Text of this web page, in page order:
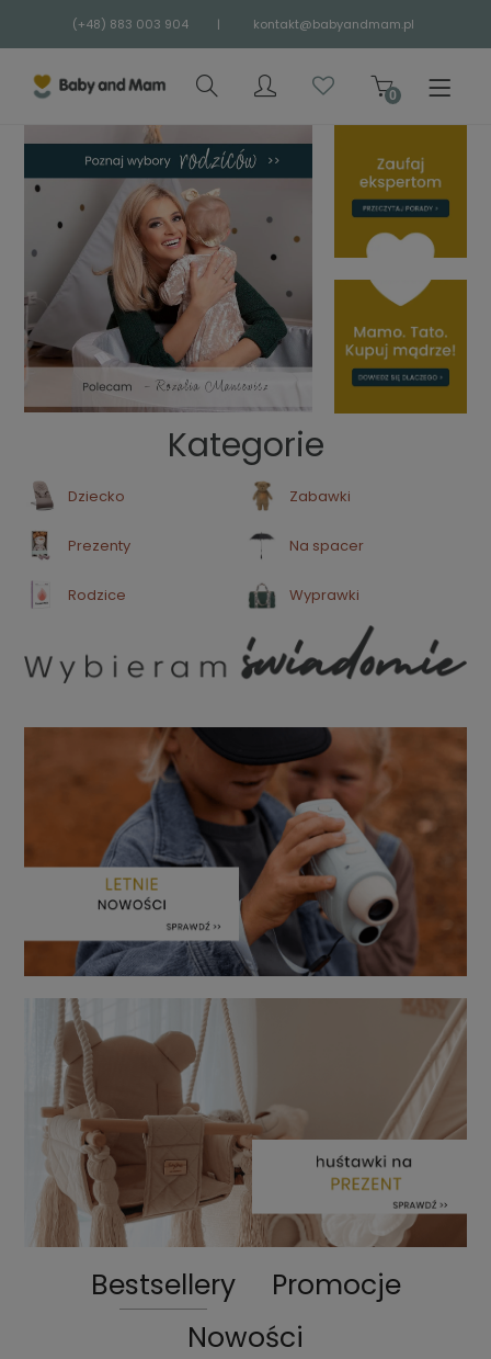
(+48) 883 003 904 | kontakt@babyandmam.pl
Kategorie
Dziecko Zabawki
Prezenty Na spacer
Rodzice Wyprawki
Bestsellery
Promocje
Nowości